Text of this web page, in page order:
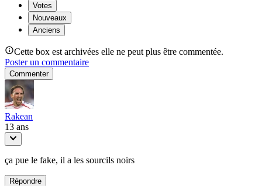
Votes
Nouveaux
Anciens
Cette box est archivées elle ne peut plus être commentée.
Poster un commentaire
Commenter
Rakean
13 ans
ça pue le fake, il a les sourcils noirs
Répondre